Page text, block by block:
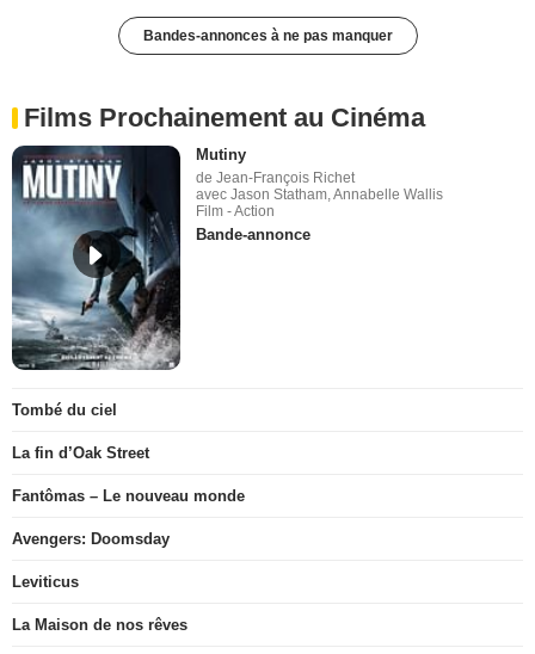
Bandes-annonces à ne pas manquer
Films Prochainement au Cinéma
Mutiny
de Jean-François Richet
avec Jason Statham, Annabelle Wallis
Film - Action
Bande-annonce
Tombé du ciel
La fin d’Oak Street
Fantômas – Le nouveau monde
Avengers: Doomsday
Leviticus
La Maison de nos rêves